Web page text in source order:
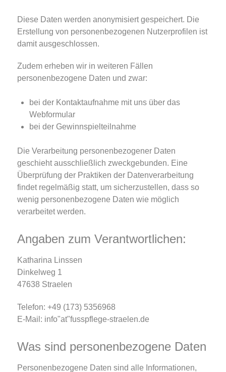
Diese Daten werden anonymisiert gespeichert. Die
Erstellung von personenbezogenen Nutzerprofilen ist
damit ausgeschlossen.
Zudem erheben wir in weiteren Fällen
personenbezogene Daten und zwar:
bei der Kontaktaufnahme mit uns über das
Webformular
bei der Gewinnspielteilnahme
Die Verarbeitung personenbezogener Daten
geschieht ausschließlich zweckgebunden. Eine
Überprüfung der Praktiken der Datenverarbeitung
findet regelmäßig statt, um sicherzustellen, dass so
wenig personenbezogene Daten wie möglich
verarbeitet werden.
Angaben zum Verantwortlichen:
Katharina Linssen
Dinkelweg 1
47638 Straelen
Telefon: +49 (173) 5356968
E-Mail: info"at"fusspflege-straelen.de
Was sind personenbezogene Daten
Personenbezogene Daten sind alle Informationen,